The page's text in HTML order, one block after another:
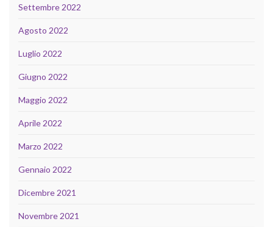
Settembre 2022
Agosto 2022
Luglio 2022
Giugno 2022
Maggio 2022
Aprile 2022
Marzo 2022
Gennaio 2022
Dicembre 2021
Novembre 2021